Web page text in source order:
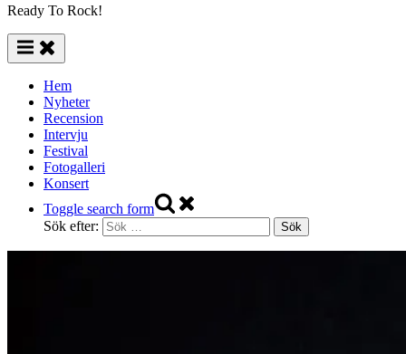
Ready To Rock!
Hem
Nyheter
Recension
Intervju
Festival
Fotogalleri
Konsert
Toggle search form
Sök efter: